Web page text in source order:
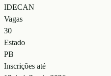
IDECAN
Vagas
30
Estado
PB
Inscrições até